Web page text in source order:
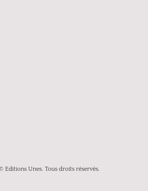
Editions Unes. Tous droits réservés.